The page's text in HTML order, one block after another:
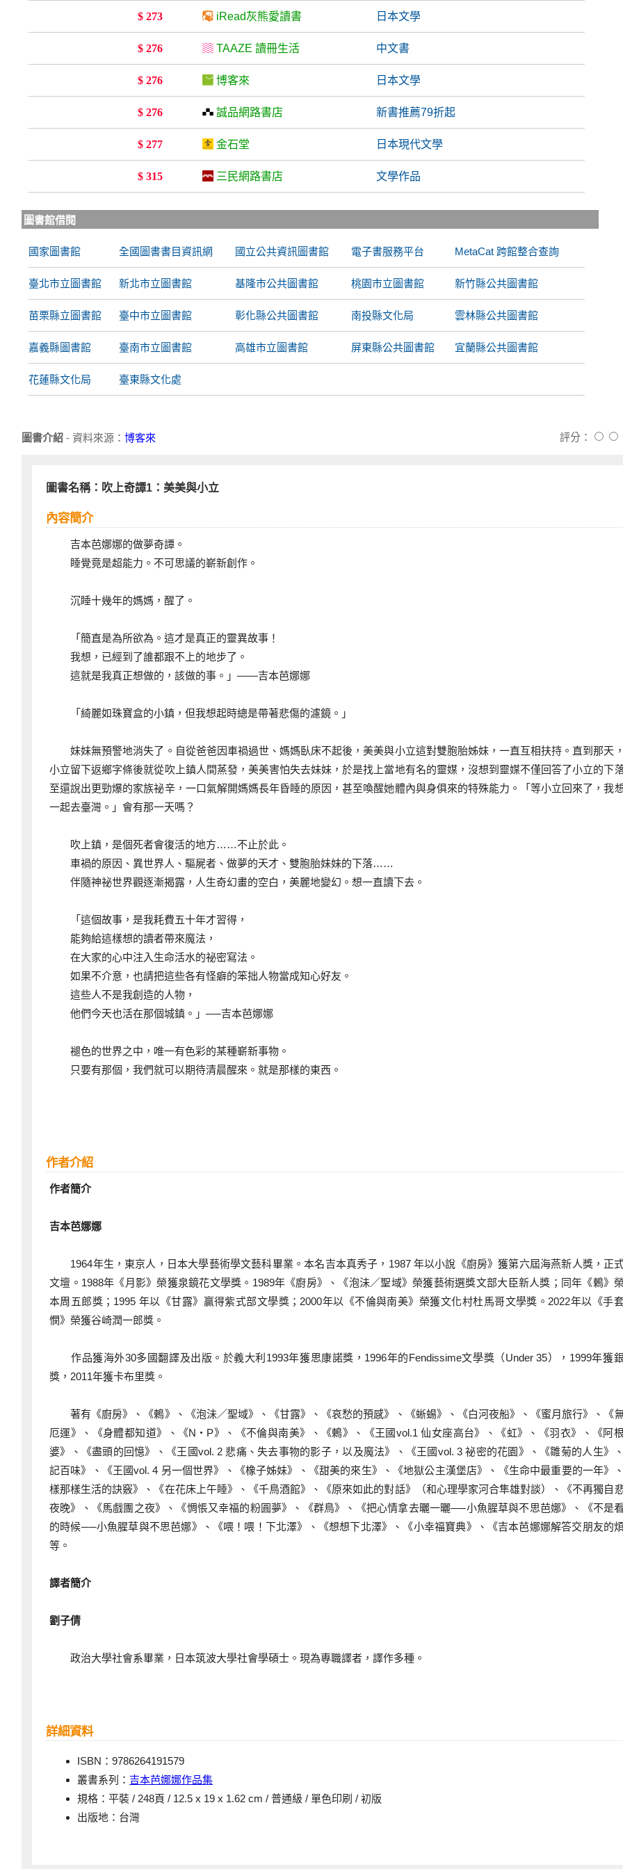
$ 273 iRead灰熊愛讀書 日本文學
$ 276 TAAZE 讀冊生活 中文書
$ 276 博客來 日本文學
$ 276 誠品網路書店 新書推薦79折起
$ 277 金石堂 日本現代文學
$ 315 三民網路書店 文學作品
圖書館借閱
國家圖書館 全國圖書書目資訊網 國立公共資訊圖書館 電子書服務平台 MetaCat 跨館整合查詢
臺北市立圖書館 新北市立圖書館 基隆市公共圖書館 桃園市立圖書館 新竹縣公共圖書館
苗栗縣立圖書館 臺中市立圖書館 彰化縣公共圖書館 南投縣文化局 雲林縣公共圖書館
嘉義縣圖書館 臺南市立圖書館 高雄市立圖書館 屏東縣公共圖書館 宜蘭縣公共圖書館
花蓮縣文化局 臺東縣文化處
圖書介紹 - 資料來源： 博客來 評分：
圖書名稱：吹上奇譚1：美美與小立
內容簡介
吉本芭娜娜的做夢奇譚。
睡覺竟是超能力。不可思議的嶄新創作。
沉睡十幾年的媽媽，醒了。
「簡直是為所欲為。這才是真正的靈異故事！
我想，已經到了誰都跟不上的地步了。
這就是我真正想做的，該做的事。」――吉本芭娜娜
「綺麗如珠寶盒的小鎮，但我想起時總是帶著悲傷的濾鏡。」
妹妹無預警地消失了。自從爸爸因車禍過世、媽媽臥床不起後，美美與小立這對雙胞胎姊妹，一直互相扶持。直到那天
小立留下返鄉字條後就從吹上鎮人間蒸發，美美害怕失去妹妹，於是找上當地有名的靈媒，沒想到靈媒不僅回答了小立的下
至還說出更勁爆的家族祕辛，一口氣解開媽媽長年昏睡的原因，甚至喚醒她體內與身俱來的特殊能力。「等小立回來了，我
一起去臺灣。」會有那一天嗎？
吹上鎮，是個死者會復活的地方……不止於此。
車禍的原因、異世界人、驅屍者、做夢的天才、雙胞胎妹妹的下落……
伴隨神祕世界觀逐漸揭露，人生奇幻畫的空白，美麗地變幻。想一直讀下去。
「這個故事，是我耗費五十年才習得，
能夠給這樣想的讀者帶來魔法，
在大家的心中注入生命活水的祕密寫法。
如果不介意，也請把這些各有怪癖的笨拙人物當成知心好友。
這些人不是我創造的人物，
他們今天也活在那個城鎮。」──吉本芭娜娜
褪色的世界之中，唯一有色彩的某種嶄新事物。
只要有那個，我們就可以期待清晨醒來。就是那樣的東西。
作者介紹
作者簡介
吉本芭娜娜
1964年生，東京人，日本大學藝術學文藝科畢業。本名吉本真秀子，1987 年以小說《廚房》獲第六屆海燕新人獎，正
文壇。1988年《月影》榮獲泉鏡花文學獎。1989年《廚房》、《泡沬／聖域》榮獲藝術選獎文部大臣新人獎；同年《鶇》
本周五郎獎；1995 年以《甘露》贏得紫式部文學獎；2000年以《不倫與南美》榮獲文化村杜馬哥文學獎。2022年以《手
憫》榮獲谷崎潤一郎獎。
作品獲海外30多國翻譯及出版。於義大利1993年獲思康諾獎，1996年的Fendissime文學獎（Under 35），1999年獲
獎，2011年獲卡布里獎。
著有《廚房》、《鶇》、《泡沬／聖域》、《甘露》、《哀愁的預感》、《蜥蜴》、《白河夜船》、《蜜月旅行》、《
厄運》、《身體都知道》、《N‧P》、《不倫與南美》、《鶇》、《王國vol.1 仙女座高台》、《虹》、《羽衣》、《阿
婆》、《盡頭的回憶》、《王國vol. 2 悲痛、失去事物的影子，以及魔法》、《王國vol. 3 祕密的花園》、《雛菊的人生》
記百味》、《王國vol. 4 另一個世界》、《橡子姊妹》、《甜美的來生》、《地獄公主漢堡店》、《生命中最重要的一年》
樣那樣生活的訣竅》、《在花床上午睡》、《千鳥酒館》、《原來如此的對話》（和心理學家河合隼雄對談）、《不再獨自
夜晚》、《馬戲團之夜》、《惆悵又幸福的粉圓夢》、《群鳥》、《把心情拿去曬一曬──小魚腥草與不思芭娜》、《不是
的時候──小魚腥草與不思芭娜》、《喂！喂！下北澤》、《想想下北澤》、《小幸福寶典》、《吉本芭娜娜解答交朋友的煩
等。
譯者簡介
劉子倩
政治大學社會系畢業，日本筑波大學社會學碩士。現為專職譯者，譯作多種。
詳細資料
ISBN：9786264191579
叢書系列： 吉本芭娜娜作品集
規格：平裝 / 248頁 / 12.5 x 19 x 1.62 cm / 普通級 / 單色印刷 / 初版
出版地：台灣